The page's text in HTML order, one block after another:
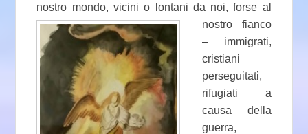
nostro mondo, vicini o
lontani da noi, forse al
nostro fianco
– immigrati,
cristiani
perseguitati,
rifugiati a
causa della
guerra,